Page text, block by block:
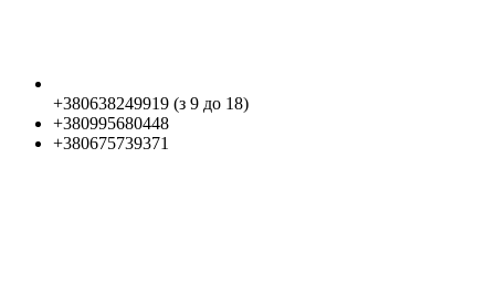
+380638249919 (з 9 до 18)
+380995680448
+380675739371